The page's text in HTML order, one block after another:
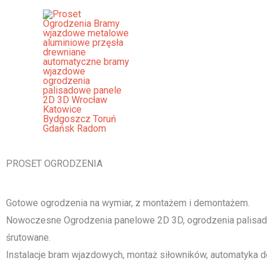
Ogrodzenia Lubliniec Bramy
Palisadowe Stalowe Frontowe
[smartslider3 slider="2"]
PROSET OGRODZENIA
Gotowe ogrodzenia na wymiar, z montażem i demontażem.
Nowoczesne Ogrodzenia panelowe 2D 3D, ogrodzenia
śrutowane.
Instalacje bram wjazdowych, montaż siłowników, automatyka